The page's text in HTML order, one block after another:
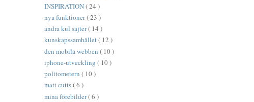
INSPIRATION( 24 )
nya funktioner( 23 )
andra kul sajter( 14 )
kunskapssamhället( 12 )
den mobila webben ( 10 )
iphone-utveckling ( 10 )
politometern ( 10 )
matt cutts( 6 )
mina förebilder( 6 )